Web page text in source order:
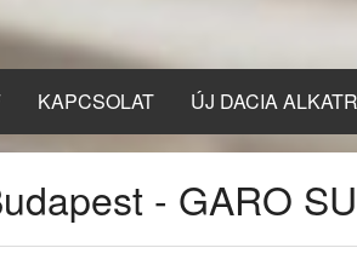
KAPCSOLAT ÚJ DACIA
- GARO